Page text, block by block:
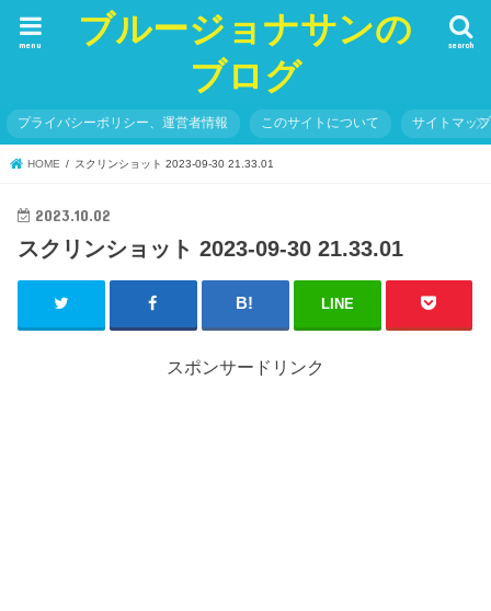
ブルージョナサンの
ブログ
search
menu
プライバシーポリシー、運営者情報 このサイトについて サイトマップ
HOME スクリンショット 2023-09-30 21.33.01
2023.10.02
スクリンショット 2023-09-30 21.33.01
LINE
スポンサードリンク